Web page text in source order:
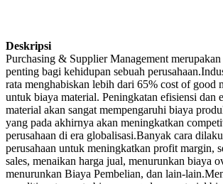
Deskripsi
Purchasing & Supplier Management
penting bagi kehidupan sebuah
rata menghabiskan lebih dari 65% cost of good
untuk biaya material. Peningkatan efisiensi dan
material akan sangat mempengaruhi biaya
yang pada akhirnya akan meningkatkan
perusahaan di era globalisasi.Banyak cara
perusahaan untuk meningkatkan profit margin,
sales, menaikan harga jual, menurunkan biaya
menurunkan Biaya Pembelian, dan lain-